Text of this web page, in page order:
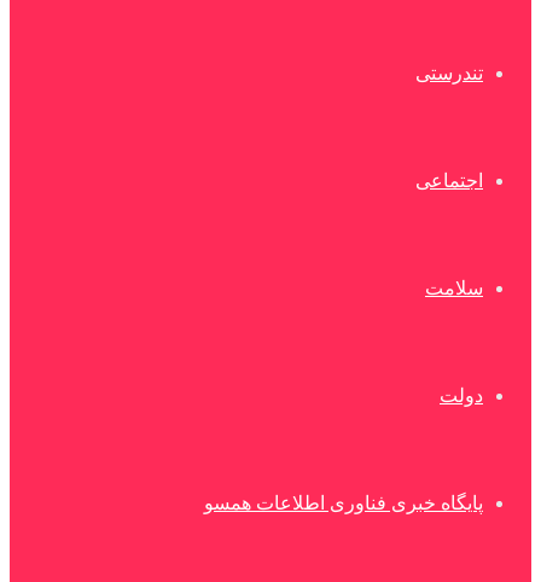
تندرستی
اجتماعی
سلامت
دولت
پایگاه خبری فناوری اطلاعات همسو